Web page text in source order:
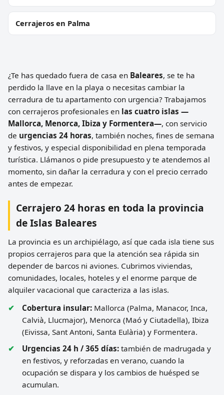
Cerrajeros en Palma
¿Te has quedado fuera de casa en Baleares, se te ha
perdido la llave en la playa o necesitas cambiar la
cerradura de tu apartamento con urgencia? Trabajamos
con cerrajeros profesionales en las cuatro islas —
Mallorca, Menorca, Ibiza y Formentera—, con servicio
de urgencias 24 horas, también noches, fines de semana
y festivos, y especial disponibilidad en plena temporada
turística. Llámanos o pide presupuesto y te atendemos al
momento, sin dañar la cerradura y con el precio cerrado
antes de empezar.
Cerrajero 24 horas en toda la provincia
de Islas Baleares
La provincia es un archipiélago, así que cada isla tiene sus
propios cerrajeros para que la atención sea rápida sin
depender de barcos ni aviones. Cubrimos viviendas,
comunidades, locales, hoteles y el enorme parque de
alquiler vacacional que caracteriza a las islas.
Cobertura insular: Mallorca (Palma, Manacor, Inca,
Calvià, Llucmajor), Menorca (Maó y Ciutadella), Ibiza
(Eivissa, Sant Antoni, Santa Eulària) y Formentera.
Urgencias 24 h / 365 días: también de madrugada y
en festivos, y reforzadas en verano, cuando la
ocupación se dispara y los cambios de huésped se
acumulan.